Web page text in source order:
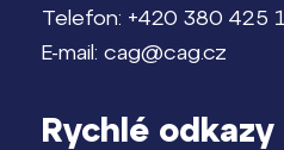
Telefon: +420 380 425
E-mail: cag@cag.cz
Rychlé odkazy